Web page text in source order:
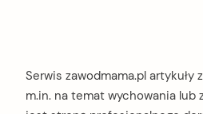
Serwis zawodmama.pl
m.in. na temat wychowania lub